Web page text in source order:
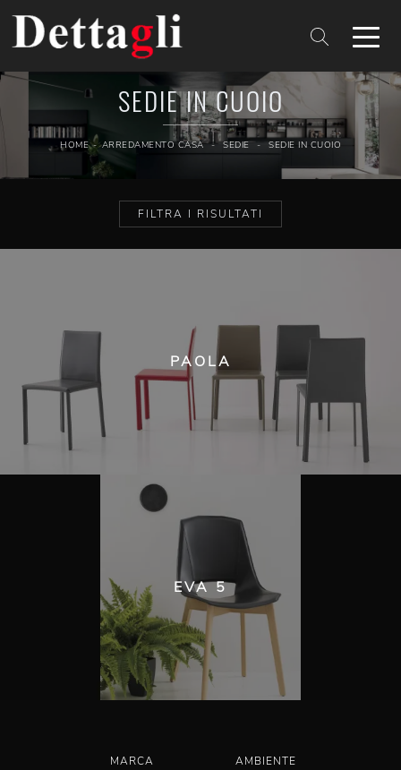
SEDIE IN CUOIO
HOME - ARREDAMENTO CASA - SEDIE - SEDIE IN CUOIO
FILTRA I RISULTATI
PAOLA
EVA 5
MARCA AMBIENTE